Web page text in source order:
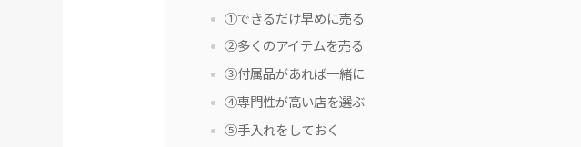
①できるだけ早めに売る
②多くのアイテムを売る
③付属品があれば一緒に
④専門性が高い店を選ぶ
⑤手入れをしておく